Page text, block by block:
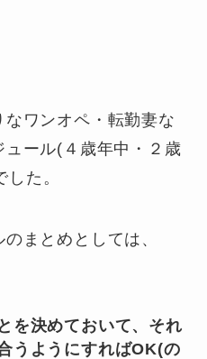
ワンオペ・転勤妻な
ール(４歳年中・２歳
た。
まとめとしては、
を決めておいて、それ
うようにすればOK(の